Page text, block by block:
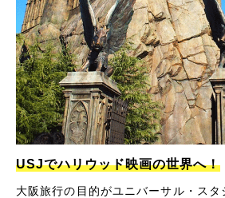
USJでハリウッド映画の世界へ！
大阪旅行の目的がユニバーサル・スタ